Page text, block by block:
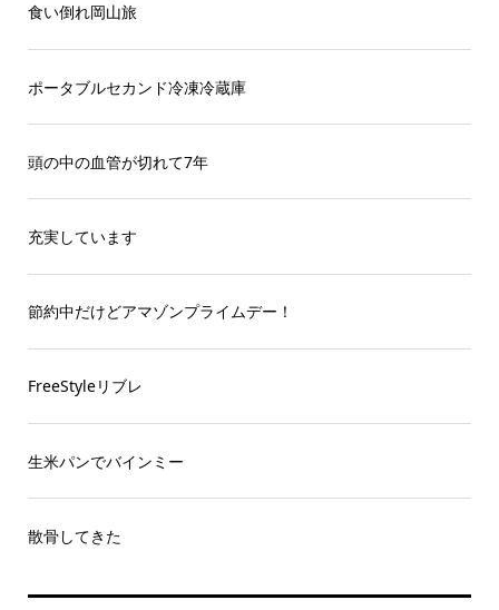
食い倒れ岡山旅
ポータブルセカンド冷凍冷蔵庫
頭の中の血管が切れて7年
充実しています
節約中だけどアマゾンプライムデー！
FreeStyleリブレ
生米パンでバインミー
散骨してきた